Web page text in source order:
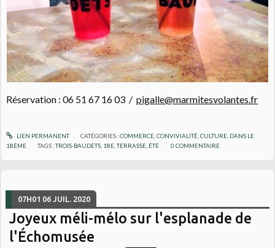
Réservation :06 51 67 16 03 /pigalle@marmitesvolantes.fr
LIEN PERMANENT CATÉGORIES :COMMERCE, CONVIVIALITÉ, CULTURE, DANS LE
18ÈME
TAGS :TROIS-BAUDETS 18E ,TERRASSE ÉTÉ 0 COMMENTAIRE
07H01 06 JUIL. 2020
Joyeux méli-mélo sur l'esplanade de
l'Échomusée